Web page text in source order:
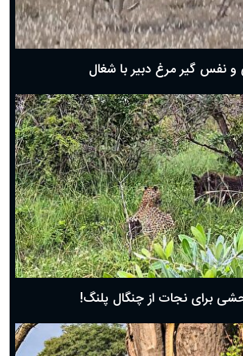
دنیا رفت؟
و صمیمانه
و نفس گیر مرغ دبیر با شغال
برای نجات از چنگال پلنگ!